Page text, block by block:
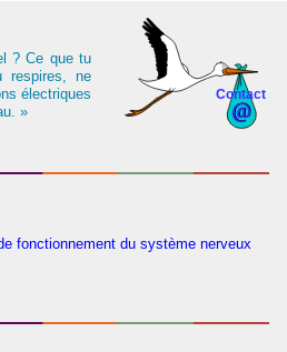
Contact
? Ce que tu
respires, ne
électriques
»
fonctionnement du système nerveux